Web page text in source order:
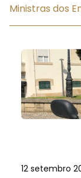
Ministras dos
12 setembro